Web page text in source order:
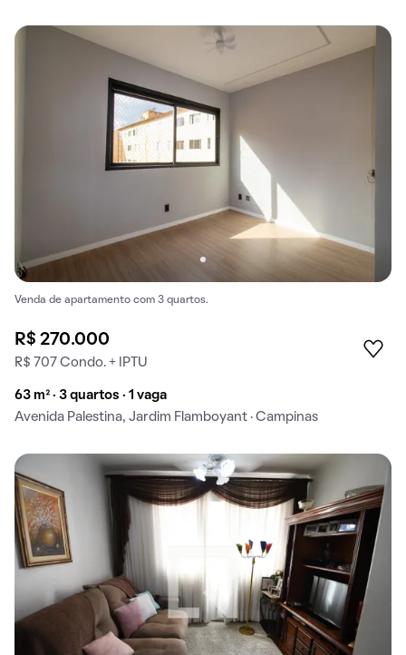
Venda de apartamento com 3 quartos.
R$ 270.000
R$ 707 Condo. + IPTU
63 m² · 3 quartos · 1 vaga
Avenida Palestina, Jardim Flamboyant · Campinas